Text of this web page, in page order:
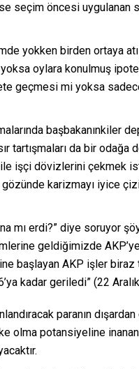
seçim öncesi uygulanan
yokken birden ortaya
oylara konulmuş
geçmesi mi yoksa
başbakanınkiler
tartışmaları da bir odağa
işçi dövizlerini çekmek
gözünde karizmayı iyice
mı erdi?” diye soruyor
geldiğimizde
başlayan AKP işler
kadar geriledi” (22
paranın
olma potansiyeline